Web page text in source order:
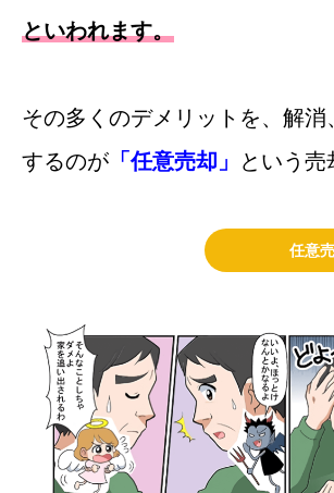
といわれます。
その多くのデメリットを、解消
するのが 「任意売却」 という売
任意